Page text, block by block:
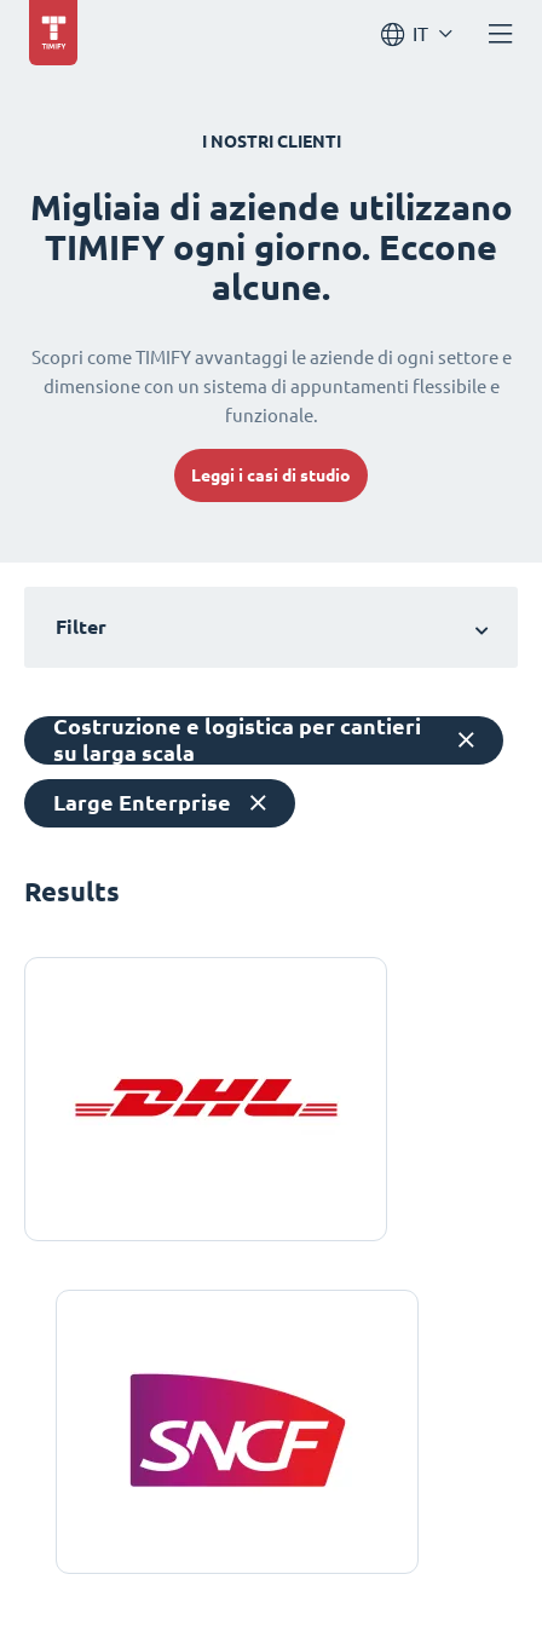
IT
I NOSTRI CLIENTI
Migliaia di aziende utilizzano
TIMIFY ogni giorno. Eccone
alcune.
Scopri come TIMIFY avvantaggi le aziende di ogni settore e
dimensione con un sistema di appuntamenti flessibile e
funzionale.
Leggi i casi di studio
Filter
Costruzione e logistica per cantieri
su larga scala
Large Enterprise
Results